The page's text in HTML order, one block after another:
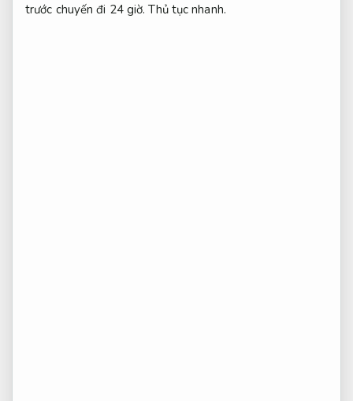
trước chuyến đi 24 giờ.Thủ tục nhanh.